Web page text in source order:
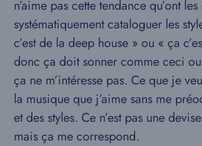
n’aime pas cette tendance qu’ont
systématiquement cataloguer les
c’est de la deep house » ou « ça
donc ça doit sonner comme ceci
ça ne m’intéresse pas. Ce que je
la musique que j’aime sans me
et des styles. Ce n’est pas une
mais ça me correspond.